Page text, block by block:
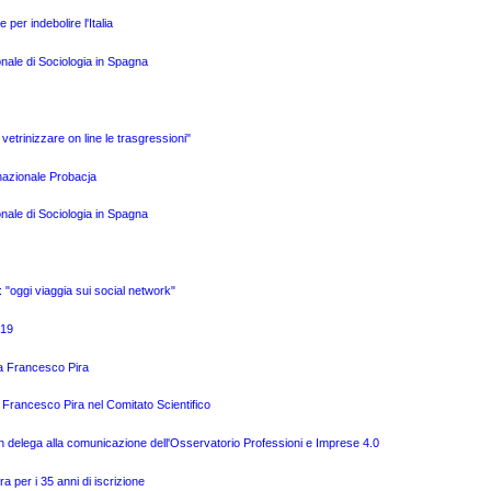
per indebolire l'Italia
di Sociologia in Spagna
on line le trasgressioni"
Probacja
di Sociologia in Spagna
"oggi viaggia sui social network"
Francesco Pira
Pira nel Comitato Scientifico
alla comunicazione dell'Osservatorio Professioni e Imprese 4.0
per i 35 anni di iscrizione